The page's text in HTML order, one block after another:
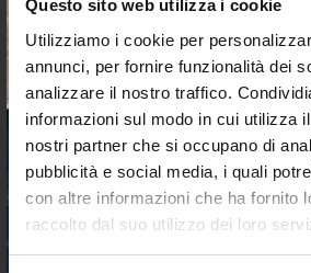
Tieniti aggiornato
migliori occasioni
barca
Questo sito web utilizza i cookie
Utilizziamo i cookie per
annunci, per fornire funzionalità dei
analizzare il nostro traffico.
informazioni sul modo in cui utilizza
nostri partner che si occupano di
pubblicità e social media, i quali
con altre informazioni che ha fornito
raccolto dal suo utilizzo dei loro
€ 12,35
€ 8,65
- 30% - 30%